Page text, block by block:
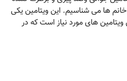
ها می شناسیم. این ویتامین یکی
های مورد نیاز است که در